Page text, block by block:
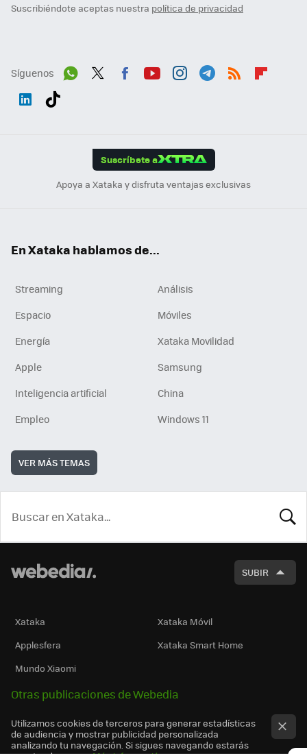
Suscribiéndote aceptas nuestra política de privacidad
Síguenos
Suscríbete a
Apoya a Xataka y disfruta ventajas exclusivas
En Xataka hablamos de...
Streaming
Análisis
Espacio
Móviles
Energía
Xataka Movilidad
Apple
Samsung
Inteligencia artificial
China
Empleo
Windows 11
VER MÁS TEMAS
SUBIR
Xataka
Xataka Móvil
Applesfera
Xataka Smart Home
Mundo Xiaomi
Otras publicaciones de Webedia
Utilizamos cookies de terceros para generar estadísticas
de audiencia y mostrar publicidad personalizada
analizando tu navegación. Si sigues navegando estarás